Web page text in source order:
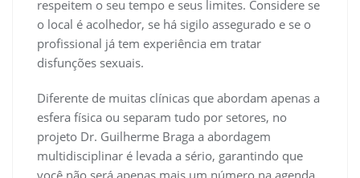
respeitem o seu tempo e seus limites. Considere se
o local é acolhedor, se há sigilo assegurado e se o
profissional já tem experiência em tratar
disfunções sexuais.
Diferente de muitas clínicas que abordam apenas a
esfera física ou separam tudo por setores, no
projeto Dr. Guilherme Braga a abordagem
multidisciplinar é levada a sério, garantindo que
você não será apenas mais um número na agenda.